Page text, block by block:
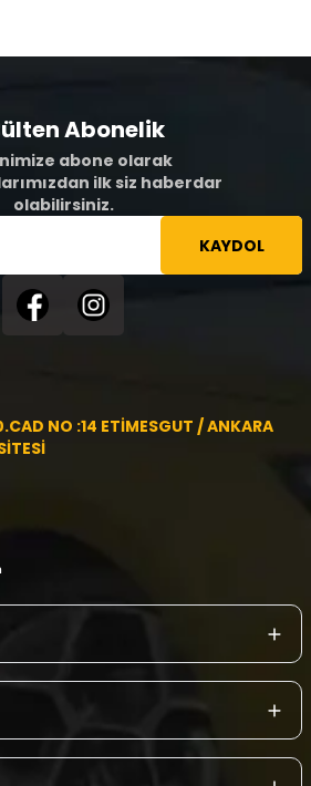
Abonelik
abone olarak
ilk siz haberdar
olabilirsiniz.
KAYDOL
NO :14 ETİMESGUT / ANKARA